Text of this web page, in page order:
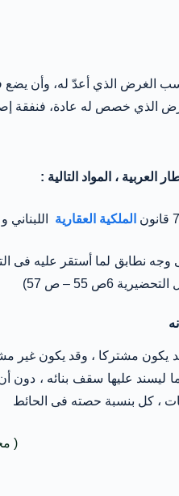
العربية ، المواد التالية :
الملكية العقارية اللبناني و 693 سوداني .
، قد يكون مشتركا ، وقد يكون
عليها سقف بنائه ، دون
، كل بنسبة حصته فى الحائط
(